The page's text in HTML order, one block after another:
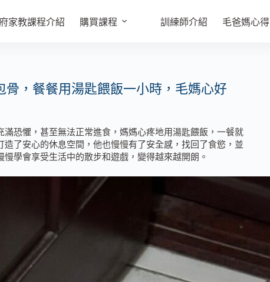
家教課程介紹 購買課程 訓練師介紹 毛爸媽心得
骨，餐餐用湯匙餵飯一小時，毛媽心好
滿恐懼，甚至無法正常進食，媽媽心疼地用湯匙餵飯，一餐就
造了安心的休息空間，他也慢慢有了安全感，找回了食慾，並
慢學會享受生活中的散步和遊戲，變得越來越開朗。